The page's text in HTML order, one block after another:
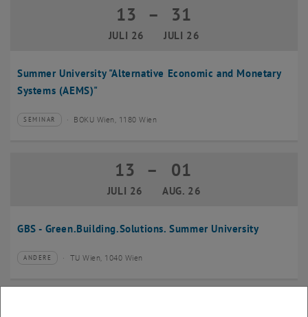
Summer University "Alternative Economic and Monetary
Systems (AEMS)"
13
JULI 26
13 Juli 2026 bis 31 Juli 2026
– 31
JULI 26
Veranstaltungstyp:
SEMINAR
Veranstaltungsort:BOKU Wien, 1180 Wien
GBS - Green.Building.Solutions. Summer University
13
JULI 26
13 Juli 2026 bis 01 August 2026
– 01
AUG. 26
Veranstaltungstyp:
ANDERE
Veranstaltungsort:TU Wien, 1040 Wien